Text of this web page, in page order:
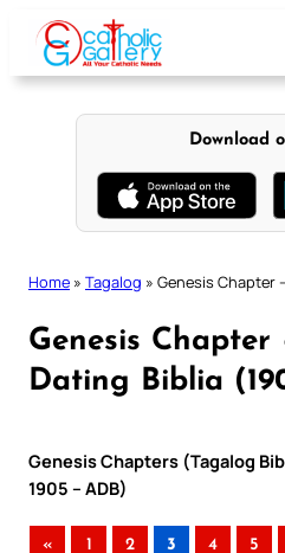
content
Download
Home » Tagalog » Genesis Chapter
Genesis Chapter
Dating Biblia
Genesis Chapters (Tagalog
1905 – ADB)
« 1 2 3 4 5